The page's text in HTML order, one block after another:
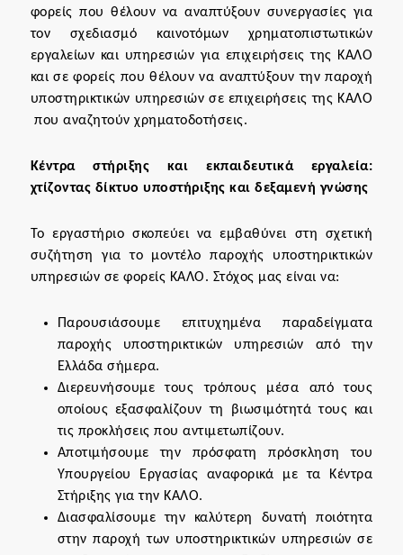
φορείς που θέλουν να αναπτύξουν συνεργασίες για
τον σχεδιασμό καινοτόμων χρηματοπιστωτικών
εργαλείων και υπηρεσιών για επιχειρήσεις της ΚΑΛΟ
και σε φορείς που θέλουν να αναπτύξουν την παροχή
υποστηρικτικών υπηρεσιών σε επιχειρήσεις της ΚΑΛΟ
που αναζητούν χρηματοδοτήσεις.
Κέντρα στήριξης και εκπαιδευτικά εργαλεία:
χτίζοντας δίκτυο υποστήριξης και δεξαμενή γνώσης
Το εργαστήριο σκοπεύει να εμβαθύνει στη σχετική
συζήτηση για το μοντέλο παροχής υποστηρικτικών
υπηρεσιών σε φορείς ΚΑΛΟ. Στόχος μας είναι να:
Παρουσιάσουμε επιτυχημένα παραδείγματα
παροχής υποστηρικτικών υπηρεσιών από την
Ελλάδα σήμερα.
Διερευνήσουμε τους τρόπους μέσα από τους
οποίους εξασφαλίζουν τη βιωσιμότητά τους και
τις προκλήσεις που αντιμετωπίζουν.
Αποτιμήσουμε την πρόσφατη πρόσκληση του
Υπουργείου Εργασίας αναφορικά με τα Κέντρα
Στήριξης για την ΚΑΛΟ.
Διασφαλίσουμε την καλύτερη δυνατή ποιότητα
στην παροχή των υποστηρικτικών υπηρεσιών σε